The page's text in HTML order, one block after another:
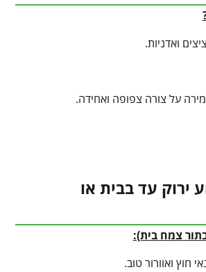
ואדניות.
על צורה צפופה ואחידה.
ירוק עד בבית או
צמח בית):
חוץ ואוורור טוב.